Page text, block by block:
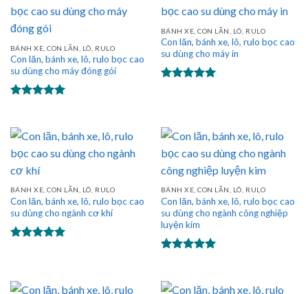
BÁNH XE, CON LĂN, LÔ, RULO
Con lăn, bánh xe, lô, rulo bọc cao
su dùng cho máy đóng gói
5 sao
BÁNH XE, CON LĂN, LÔ, RULO
Con lăn, bánh xe, lô, rulo bọc cao
su dùng cho máy in
BÁNH XE, CON LĂN, LÔ, RULO
Con lăn, bánh xe, lô, rulo bọc cao
su dùng cho ngành cơ khí
BÁNH XE, CON LĂN, LÔ, RULO
Con lăn, bánh xe, lô, rulo bọc cao
su dùng cho ngành công nghiệp
luyện kim
5 sao